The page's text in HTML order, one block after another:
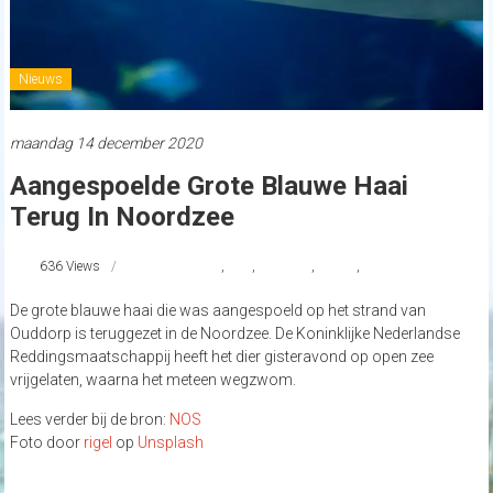
Nieuws
maandag 14 december 2020
Aangespoelde Grote Blauwe Haai
Terug In Noordzee
636 Views , , , ,
De grote blauwe haai die was aangespoeld op het strand van
Ouddorp is teruggezet in de Noordzee. De Koninklijke Nederlandse
Reddingsmaatschappij heeft het dier gisteravond op open zee
vrijgelaten, waarna het meteen wegzwom.
Lees verder bij de bron: NOS
Foto door rigel op Unsplash